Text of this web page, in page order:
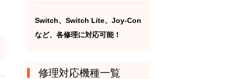
Switch、Switch Lite、Joy-Con
など、各修理に対応可能！
修理対応機種一覧